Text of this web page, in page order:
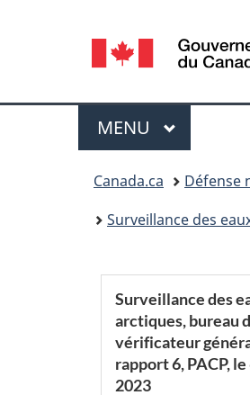
Sélection
de
la
langue
Menu
MENU PRINCIPAL
Canada.ca Défense
Surveillance des
Surveillance des
arctiques, bureau
vérificateur
rapport 6, PACP, le
2023